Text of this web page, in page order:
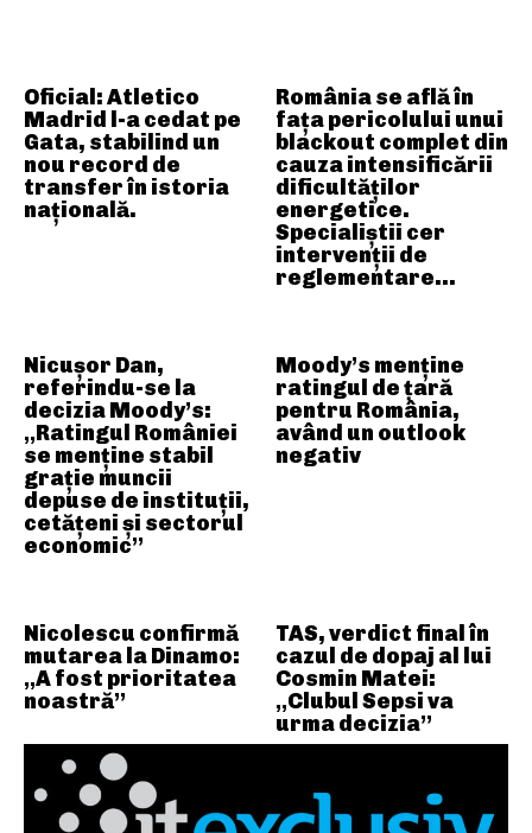
Oficial: Atletico
Madrid l-a cedat pe
Gata, stabilind un
nou record de
transfer în istoria
națională.
România se află în
fața pericolului unui
blackout complet din
cauza intensificării
dificultăților
energetice.
Specialiștii cer
intervenții de
reglementare…
Nicușor Dan,
referindu-se la
decizia Moody’s:
„Ratingul României
se menține stabil
grație muncii
depuse de instituții,
cetățeni și sectorul
economic”
Moody’s menține
ratingul de țară
pentru România,
având un outlook
negativ
Nicolescu confirmă
mutarea la Dinamo:
„A fost prioritatea
noastră”
TAS, verdict final în
cazul de dopaj al lui
Cosmin Matei:
„Clubul Sepsi va
urma decizia”